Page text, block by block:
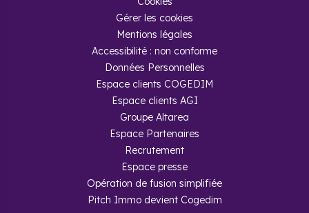
Gérer les cookies
Mentions légales
Accessibilité : non conforme
Données Personnelles
Espace clients COGEDIM
Espace clients AGI
Groupe Altarea
Espace Partenaires
Recrutement
Espace presse
Opération de fusion simplifiée
Pitch Immo devient Cogedim